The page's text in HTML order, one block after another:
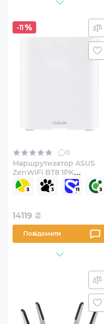
-11
0
Маршрутизатор ASUS
ZenWiFi BT8 1PK
(90IG0930-MO3B00)
14119 ₴
Повідомити